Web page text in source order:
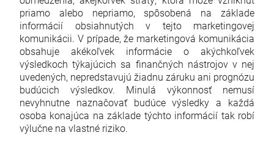
priamo alebo nepriamo, spôsobená na základe
informácií obsiahnutých v tejto marketingovej
komunikácii. V prípade, že marketingová komunikácia
obsahuje akékoľvek informácie o akýchkoľvek
výsledkoch týkajúcich sa finančných nástrojov v nej
uvedených, nepredstavujú žiadnu záruku ani prognózu
budúcich výsledkov. Minulá výkonnosť nemusí
nevyhnutne naznačovať budúce výsledky a každá
osoba konajúca na základe týchto informácií tak robí
výlučne na vlastné riziko.